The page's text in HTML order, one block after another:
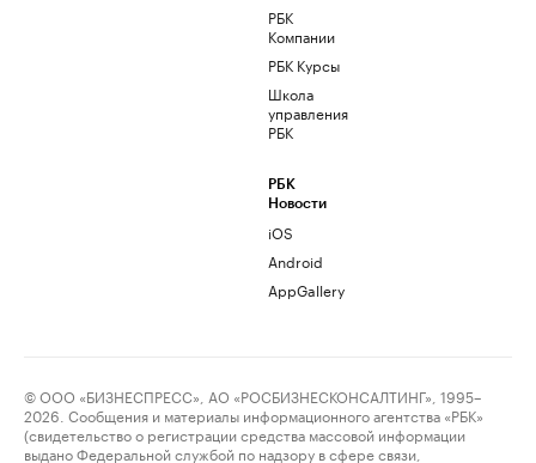
РБК
Компании
РБК Курсы
Школа
управления
РБК
РБК
Новости
iOS
Android
AppGallery
© ООО «БИЗНЕСПРЕСС», АО «РОСБИЗНЕСКОНСАЛТИНГ», 1995–
2026. Сообщения и материалы информационного агентства «РБК»
(свидетельство о регистрации средства массовой информации
выдано Федеральной службой по надзору в сфере связи,